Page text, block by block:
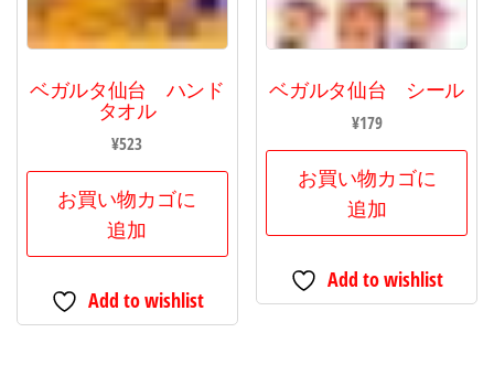
ベガルタ仙台 ハンド
タオル
¥523
お買い物カゴに
追加
Add to wishlist
ベガルタ仙台 シール
¥179
お買い物カゴに
追加
Add to wishlist